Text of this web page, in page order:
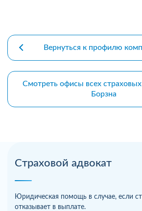
Страховой адвокат
Юридическая помощь в случае, если
отказывает в выплате.
Вернуться к профилю
Смотреть офисы всех
Борзна